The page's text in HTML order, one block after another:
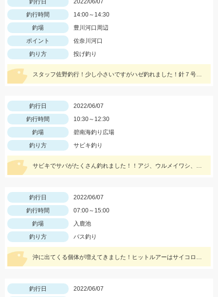
釣行日
2022/06/07
釣行時間
14:00～14:30
釣場
豊川河口周辺
ポイント
佐奈川河口
釣り方
投げ釣り
スタッフ佐野釣行！少し小さいですがハゼ釣れました！針７号エサは石ゴカイ！
釣行日
2022/06/07
釣行時間
10:30～12:30
釣場
碧南海釣り広場
釣り方
サビキ釣り
サビキでサバがたくさん釣れました！！アジ、ウルメイワシ、サッパも♪
釣行日
2022/06/07
釣行時間
07:00～15:00
釣場
入鹿池
釣り方
バス釣り
沖に出てくる個体が増えてきました！ヒットルアーはサイコロラバー！！
釣行日
2022/06/07